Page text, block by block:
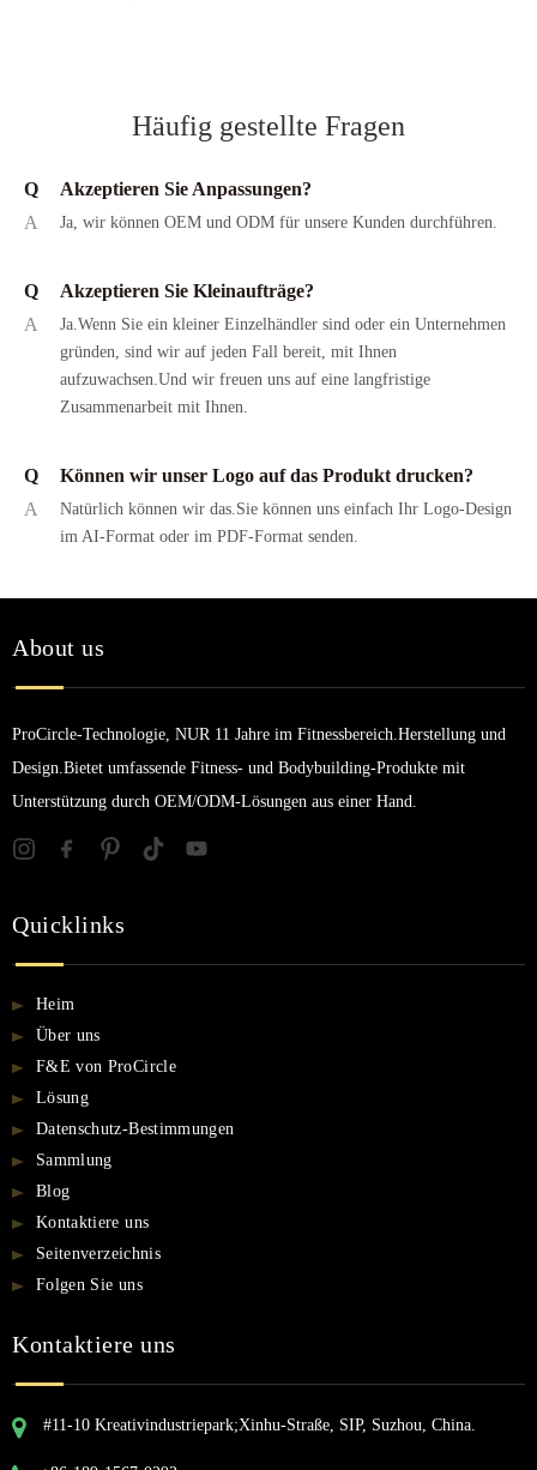
Häufig gestellte Fragen
Q
Akzeptieren Sie Anpassungen?
A
Ja, wir können OEM und ODM für unsere Kunden durchführen.
Q
Akzeptieren Sie Kleinaufträge?
A
Ja.Wenn Sie ein kleiner Einzelhändler sind oder ein Unternehmen
gründen, sind wir auf jeden Fall bereit, mit Ihnen
aufzuwachsen.Und wir freuen uns auf eine langfristige
Zusammenarbeit mit Ihnen.
Q
Können wir unser Logo auf das Produkt drucken?
A
Natürlich können wir das.Sie können uns einfach Ihr Logo-Design
im AI-Format oder im PDF-Format senden.
About us
ProCircle-Technologie, NUR 11 Jahre im Fitnessbereich.Herstellung und
Design.Bietet umfassende Fitness- und Bodybuilding-Produkte mit
Unterstützung durch OEM/ODM-Lösungen aus einer Hand.
Quicklinks
Heim
Über uns
F&E von ProCircle
Lösung
Datenschutz-Bestimmungen
Sammlung
Blog
Kontaktiere uns
Seitenverzeichnis
Folgen Sie uns
Kontaktiere uns
#11-10 Kreativindustriepark;Xinhu-Straße, SIP, Suzhou, China.